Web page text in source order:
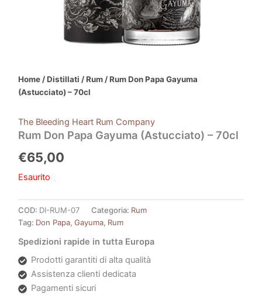
Home /Distillati /Rum / Rum Don Papa Gayuma
(Astucciato) – 70cl
The Bleeding Heart Rum Company
Rum Don Papa Gayuma (Astucciato) – 70cl
€65,00
Esaurito
COD: DI-RUM-07 Categoria: Rum
Tag: Don Papa,Gayuma, Rum
Spedizioni rapide in tutta Europa
Prodotti garantiti di alta qualità
Assistenza clienti dedicata
Pagamenti sicuri